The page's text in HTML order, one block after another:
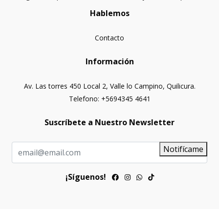
Hablemos
Contacto
Información
Av. Las torres 450 Local 2, Valle lo Campino, Quilicura.
Telefono: +5694345 4641
Suscríbete a Nuestro Newsletter
Notifícame
¡Síguenos!